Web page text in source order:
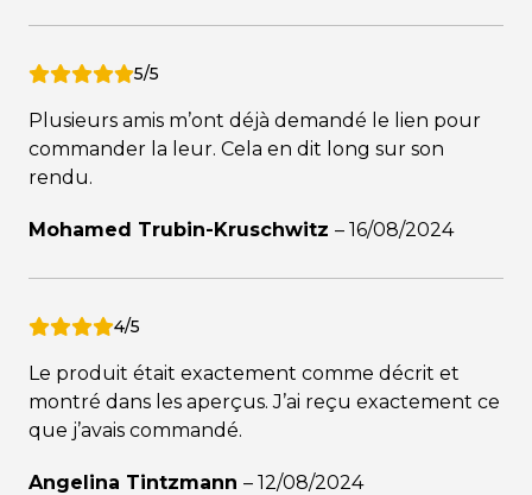
5/5
Plusieurs amis m’ont déjà demandé le lien pour
commander la leur. Cela en dit long sur son
rendu.
Mohamed Trubin-Kruschwitz – 16/08/2024
4/5
Le produit était exactement comme décrit et
montré dans les aperçus. J’ai reçu exactement ce
que j’avais commandé.
Angelina Tintzmann – 12/08/2024